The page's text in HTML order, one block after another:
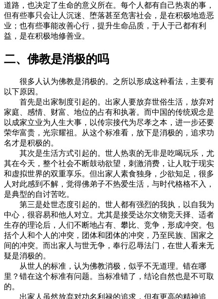
道路，也决定了生命的意义所在。每个人都有自己热衷的事，
但有些事只会让人沉迷、堕落甚至危害社会，是在积极地造恶
业；也有些事能改善心行，提升生命品质，于人于己都有利
益，是在积极地修善业。
二、佛教是消极的吗
很多人认为佛教是消极的。之所以形成这种看法，主要有
以下原因。
首先是出家制度引起的。出家人要放弃世俗生活，放弃对
家庭、感情、财富、地位的占有和执著。而中国的传统观念是
以成家立业为人生大事，以传宗接代为尽孝之本，进一步还要
荣华富贵，光宗耀祖。从这个标准看，放下是消极的，追求功
名才是积极的。
其次是生活方式引起的。世人热衷的无非是吃喝玩乐，尤
其在今天，整个社会不断鼓动欲望，刺激消费，让人耽于现实
和虚拟世界的双重享乐。但出家人素食独身，少欲知足，很多
人对此感到不解，觉得佛弟子不热爱生活，与时代格格不入，
是典型的自讨苦吃。
第三是处世态度引起的。世人都有强烈的我执，以自我为
中心，很容易和他人对立。尤其是接受达尔文物竞天择、适者
生存的理论后，人们不断地占有、攀比、竞争，形成冲突。包
括个人和个人的冲突，团体和团体的冲突，乃至民族、国家之
间的冲突。而出家人与世无争，奉行忍辱法门，在世人看来无
疑是消极的。
从世人的标准，认为佛教消极，似乎不无道理。错在哪
里？错在这个标准有问题。当标准错了，结论自然也是不可取
的。
出家人虽然放弃对功名利禄的追求，但有更高的精神追